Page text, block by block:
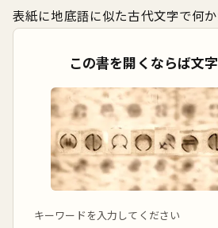
表紙に地底語に似た古代文字で何か
この書を開くならば文
キーワードを入力してください